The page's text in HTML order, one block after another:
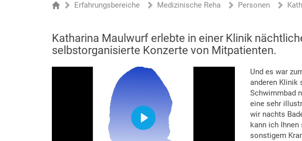
Sie sind hier
StartseiteErfahrungsbereiche Medizinische Reha Personen
Katharina Maulwurf erlebte in einer Klinik
selbstorganisierte Konzerte von Mitpatienten.
Und es war
anderen Klinik
Schwimmbad
eine sehr
wir nachts
kann ich Ihnen
sonstigem